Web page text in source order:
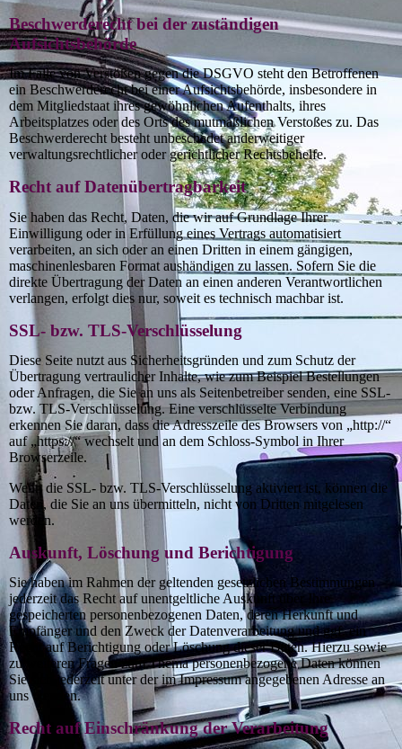
Beschwerderecht bei der zuständigen
Aufsichtsbehörde
Im Falle von Verstößen gegen die DSGVO steht den Betroffenen
ein Beschwerderecht bei einer Aufsichtsbehörde, insbesondere in
dem Mitgliedstaat ihres gewöhnlichen Aufenthalts, ihres
Arbeitsplatzes oder des Orts des mutmaßlichen Verstoßes zu. Das
Beschwerderecht besteht unbeschadet anderweitiger
verwaltungsrechtlicher oder gerichtlicher Rechtsbehelfe.
Recht auf Datenübertragbarkeit
Sie haben das Recht, Daten, die wir auf Grundlage Ihrer
Einwilligung oder in Erfüllung eines Vertrags automatisiert
verarbeiten, an sich oder an einen Dritten in einem gängigen,
maschinenlesbaren Format aushändigen zu lassen. Sofern Sie die
direkte Übertragung der Daten an einen anderen Verantwortlichen
verlangen, erfolgt dies nur, soweit es technisch machbar ist.
SSL- bzw. TLS-Verschlüsselung
Diese Seite nutzt aus Sicherheitsgründen und zum Schutz der
Übertragung vertraulicher Inhalte, wie zum Beispiel Bestellungen
oder Anfragen, die Sie an uns als Seitenbetreiber senden, eine SSL-
bzw. TLS-Verschlüsselung. Eine verschlüsselte Verbindung
erkennen Sie daran, dass die Adresszeile des Browsers von „http://“
auf „https://“ wechselt und an dem Schloss-Symbol in Ihrer
Browserzeile.
Wenn die SSL- bzw. TLS-Verschlüsselung aktiviert ist, können die
Daten, die Sie an uns übermitteln, nicht von Dritten mitgelesen
werden.
Auskunft, Löschung und Berichtigung
Sie haben im Rahmen der geltenden gesetzlichen Bestimmungen
jederzeit das Recht auf unentgeltliche Auskunft über Ihre
gespeicherten personenbezogenen Daten, deren Herkunft und
Empfänger und den Zweck der Datenverarbeitung und ggf. ein
Recht auf Berichtigung oder Löschung dieser Daten. Hierzu sowie
zu weiteren Fragen zum Thema personenbezogene Daten können
Sie sich jederzeit unter der im Impressum angegebenen Adresse an
uns wenden.
Recht auf Einschränkung der Verarbeitung